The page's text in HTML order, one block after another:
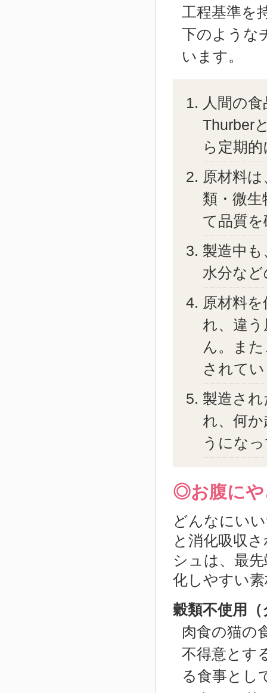
工程基準を
下のような
います。
人間の
Thurber
ら定期
原材料
類・微
て品質
製造中
水分な
原材料
れ、違
ん。ま
されて
製造さ
れ、何
うにな
◎お腹にや
どんなにい
と消化吸収
シュは、最
化しやすい
穀類不使用
肉食の猫の
不得意とす
る食事とし